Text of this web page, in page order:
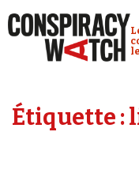
Étiquette :